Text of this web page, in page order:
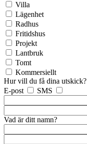
Villa
Lägenhet
Radhus
Fritidshus
Projekt
Lantbruk
Tomt
Kommersiellt
Hur vill du få dina utskick?
E-post
SMS
Vad är ditt namn?